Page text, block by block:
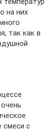
на них
так как в
смеси с